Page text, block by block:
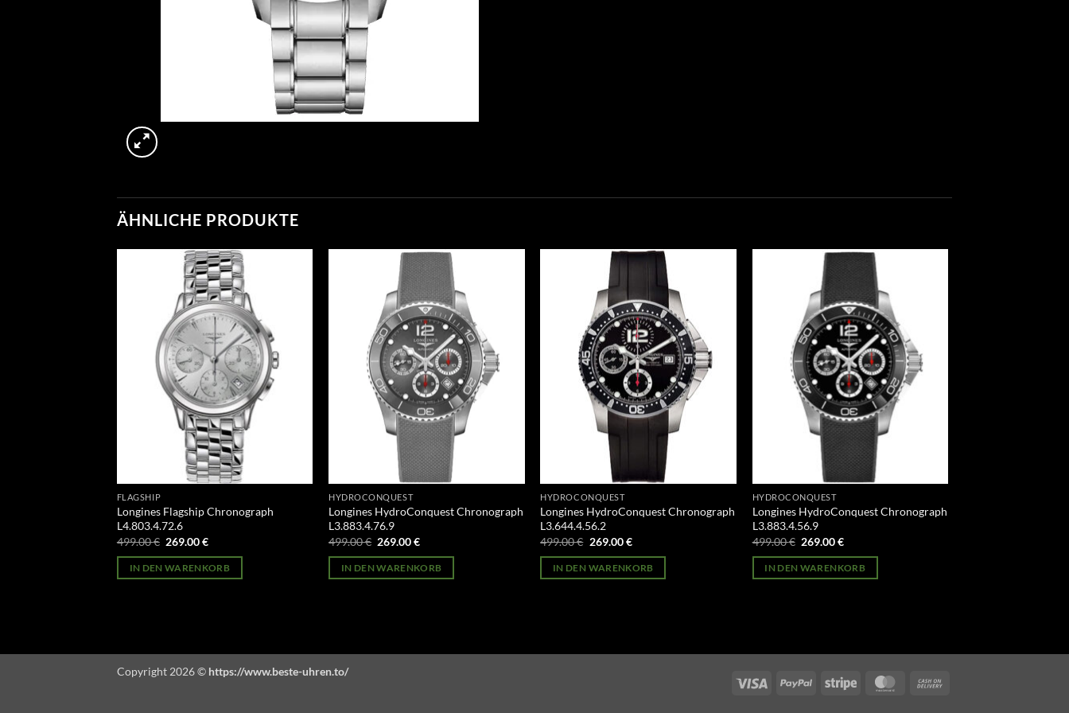
ÄHNLICHE PRODUKTE
FLAGSHIP
Longines Flagship Chronograph
L4.803.4.72.6
499.00€ Ursprünglicher
war:
499.00 €
269.00€Aktueller
ist:
269.00 €.
IN DEN WARENKORB
HYDROCONQUEST
Longines HydroConquest Chronograph
L3.883.4.76.9
499.00€ Ursprünglicher
war:
499.00 €
269.00€Aktueller
ist:
269.00 €.
IN DEN WARENKORB
HYDROCONQUEST
Longines HydroConquest Chronograph
L3.644.4.56.2
499.00€ Ursprünglicher
war:
499.00 €
269.00€Aktueller
ist:
269.00 €.
IN DEN WARENKORB
HYDROCONQUEST
Longines HydroConquest Chronograph
L3.883.4.56.9
499.00€ Ursprünglicher
war:
499.00 €
269.00€Aktueller
ist:
269.00 €.
IN DEN WARENKORB
Visa PayPal Stripe MasterCard
Copyright 2026 © https://www.beste-uhren.to/